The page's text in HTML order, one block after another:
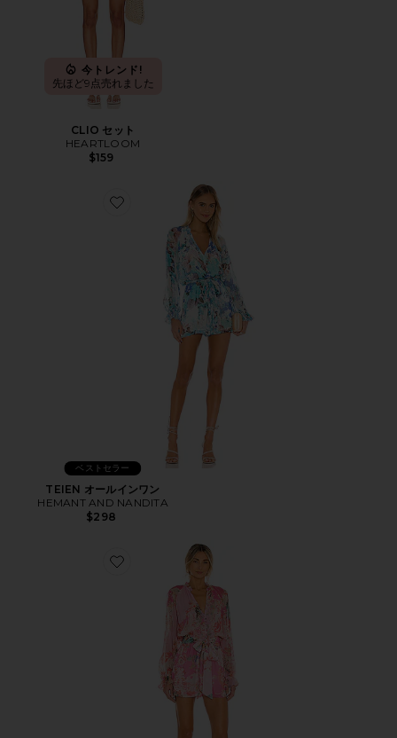
今トレンド!
先ほど9点売れました
CLIO セット
HEARTLOOM
$159
Favorite TEIEN オールインワン
ベストセラー
TEIEN オールインワン
HEMANT AND NANDITA
$298
Favorite SAGE オールインワン